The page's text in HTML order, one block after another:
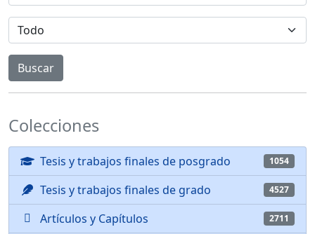
Colecciones
Tesis y trabajos finales de posgrado 1054
Tesis y trabajos finales de grado 4527
Artículos y Capítulos 2711